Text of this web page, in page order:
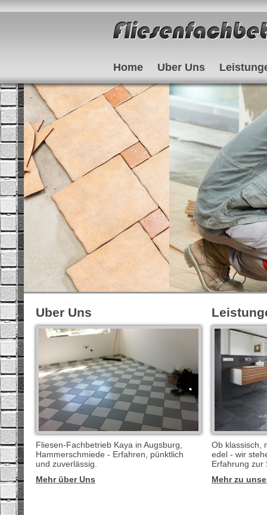
Home Uber Uns
Uber Uns
Fliesen-Fachbetrieb Kaya in Augsburg,
Hammerschmiede - Erfahren, pünktlich
und zuverlässig.
Mehr über Uns
Ob klassisch,
edel - wir
Erfahrung zur
Mehr zu